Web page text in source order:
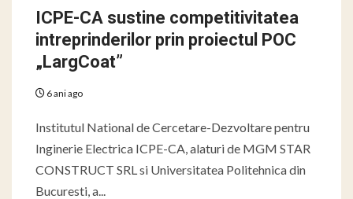
ICPE-CA sustine competitivitatea
intreprinderilor prin proiectul POC
„LargCoat”
6 ani ago
Institutul National de Cercetare-Dezvoltare pentru
Inginerie Electrica ICPE-CA, alaturi de MGM STAR
CONSTRUCT SRL si Universitatea Politehnica din
Bucuresti, a...